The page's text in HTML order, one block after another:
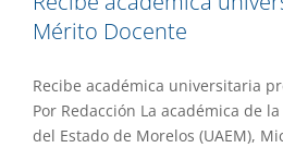
Mérito Docente
Recibe académica universitaria
Por Redacción La académica de
del Estado de Morelos (UAEM),